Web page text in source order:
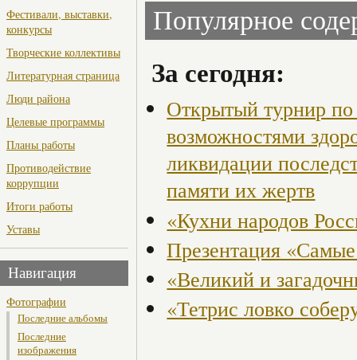
Фестивали, выставки,
конкурсы
Творческие коллективы
Литературная страница
Люди района
Целевые программы
Планы работы
Противодействие
коррупции
Итоги работы
Уставы
Навигация
Фотографии
Последние альбомы
Последние
изображения
Популярное
За сегодня:
Открытый турнир
возможностями
ликвидации
памяти их жертв
«Кухни народов
Презентация
«Великий и
«Тетрис ловко